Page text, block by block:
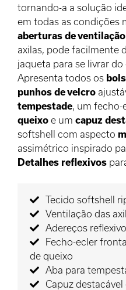
tornando-a a solução
em todas as condições
aberturas de ventilação
axilas, pode facilmente
jaqueta para se livrar
Apresenta todos os
punhos de velcro
tempestade , um
queixo e um capuz
softshell com aspecto
assimétrico inspirado
Detalhes reflexivos
Tecido softshell
Ventilação das
Adereços
Fecho-ecler
de queixo
Aba para
Capuz destacável